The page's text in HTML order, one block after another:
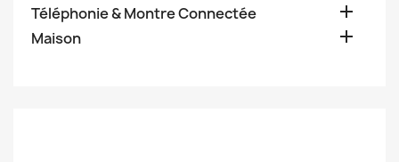
Téléphonie & Montre Connectée 
Maison 